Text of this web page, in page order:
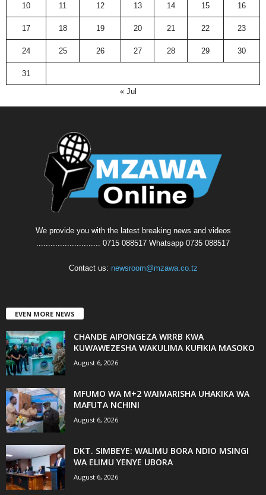
10 11 12 13 14 15 16
17 18 19 20 21 22 23
24 25 26 27 28 29 30
31
« Jul
We provide you with the latest breaking news and videos
........................... 0715 088517 Whatsapp 0735 088517
Contact us: newsroom@mzawa.co.tz
EVEN MORE NEWS
CHANDE AIPONGEZA WRRB KWA
KUWAWEZESHA WAKULIMA KUFIKIA MASOKO
August 6, 2026
MFUMO WA M+2 WAIMARISHA UHAKIKA WA
MAFUTA NCHINI
August 6, 2026
DKT. SIMBEYE: WALIMU BORA NDIO MSINGI
WA ELIMU YENYE UBORA
August 6, 2026